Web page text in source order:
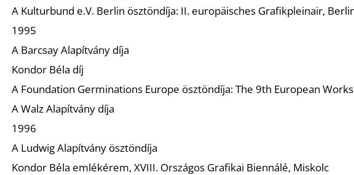
A Kulturbund e.V. Berlin ösztöndíja: II. europäisches Grafikpleinair,
1995
A Barcsay Alapítvány díja
Kondor Béla díj
A Foundation Germinations Europe ösztöndíja: The 9th European
A Walz Alapítvány díja
1996
A Ludwig Alapítvány ösztöndíja
Kondor Béla emlékérem, XVIII. Országos Grafikai Biennálé, Miskolc